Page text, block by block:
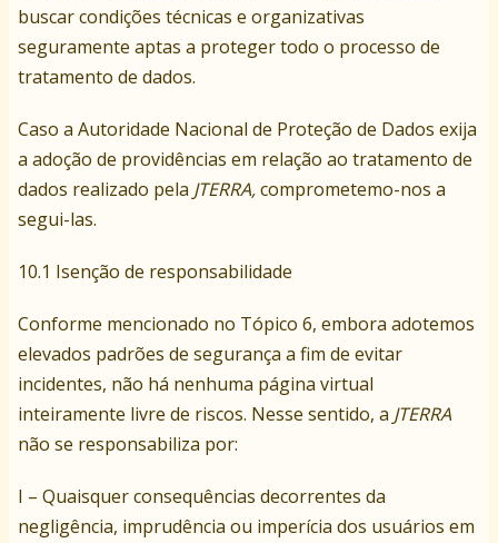
buscar condições técnicas e organizativas
seguramente aptas a proteger todo o processo de
tratamento de dados.
Caso a Autoridade Nacional de Proteção de Dados exija
a adoção de providências em relação ao tratamento de
dados realizado pela JTERRA,comprometemo-nos a
segui-las.
10.1 Isenção de responsabilidade
Conforme mencionado no Tópico 6, embora adotemos
elevados padrões de segurança a fim de evitar
incidentes, não há nenhuma página virtual
inteiramente livre de riscos. Nesse sentido, a JTERRA
não se responsabiliza por:
I – Quaisquer consequências decorrentes da
negligência, imprudência ou imperícia dos usuários em